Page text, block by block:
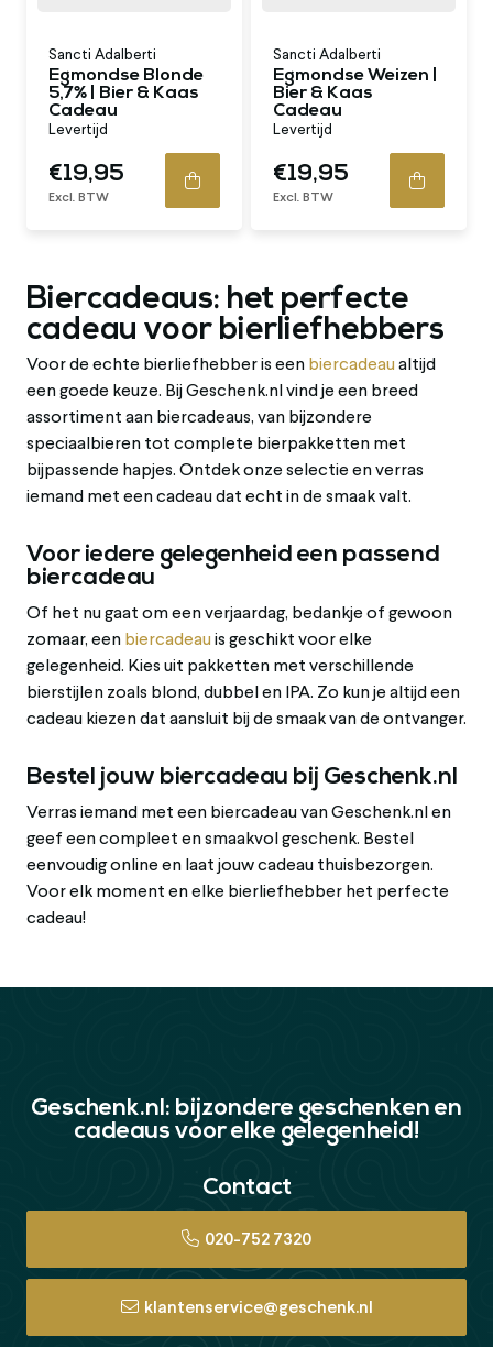
Sancti Adalberti
Egmondse Blonde
5,7% | Bier & Kaas
Cadeau
Levertijd
€19,95
Excl. BTW
Sancti Adalberti
Egmondse Weizen |
Bier & Kaas
Cadeau
Levertijd
€19,95
Excl. BTW
Biercadeaus: het perfecte
cadeau voor bierliefhebbers
Voor de echte bierliefhebber is een biercadeau altijd
een goede keuze. Bij Geschenk.nl vind je een breed
assortiment aan biercadeaus, van bijzondere
speciaalbieren tot complete bierpakketten met
bijpassende hapjes. Ontdek onze selectie en verras
iemand met een cadeau dat echt in de smaak valt.
Voor iedere gelegenheid een passend
biercadeau
Of het nu gaat om een verjaardag, bedankje of gewoon
zomaar, een biercadeau is geschikt voor elke
gelegenheid. Kies uit pakketten met verschillende
bierstijlen zoals blond, dubbel en IPA. Zo kun je altijd een
cadeau kiezen dat aansluit bij de smaak van de ontvanger.
Bestel jouw biercadeau bij Geschenk.nl
Verras iemand met een biercadeau van Geschenk.nl en
geef een compleet en smaakvol geschenk. Bestel
eenvoudig online en laat jouw cadeau thuisbezorgen.
Voor elk moment en elke bierliefhebber het perfecte
cadeau!
Geschenk.nl: bijzondere geschenken en
cadeaus voor elke gelegenheid!
Contact
020-752 7320
klantenservice@geschenk.nl